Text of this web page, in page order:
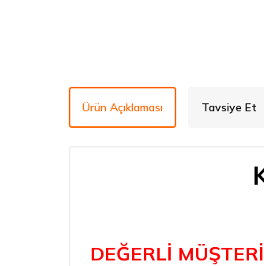
Ürün Açıklaması Tavsiye Et
DEĞERLİ